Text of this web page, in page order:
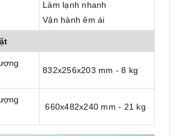
Làm lạnh nhanh
Vận hành êm ái
đặt
832x256x203 mm - 8 kg
660x482x240 mm - 21 kg